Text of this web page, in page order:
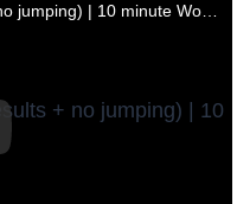
FULL BODY Fat Loss (get results + no jumping) | 10 minute Workout